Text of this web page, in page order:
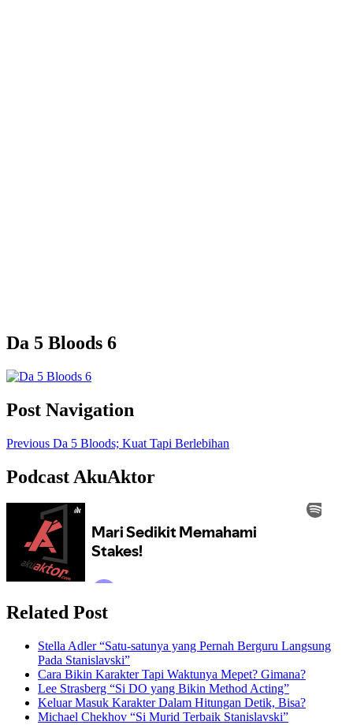
Da 5 Bloods 6
Post Navigation
Previous Da 5 Bloods; Kuat Tapi Berlebihan
Podcast AkuAktor
Related Post
Stella Adler “Satu-satunya yang Pernah Berguru Langsung
Pada Stanislavski”
Cara Bikin Karakter Tapi Waktunya Mepet? Gimana?
Lee Strasberg “Si DO yang Bikin Method Acting”
Keluar Masuk Karakter Dalam Hitungan Detik, Bisa?
Michael Chekhov “Si Murid Terbaik Stanislavski”